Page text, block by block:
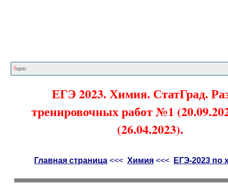
ЕГЭ 2023. Химия. СтатГрад.
тренировочных работ №1
(26.04.2023).
Главная страница <<< Химия <<< ЕГЭ-2023 по